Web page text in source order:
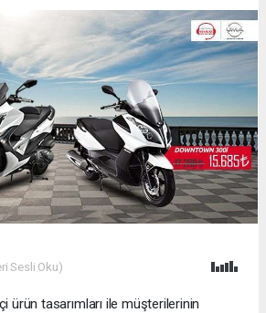
Sesli Oku)
ürün tasarımları ile müşterilerinin